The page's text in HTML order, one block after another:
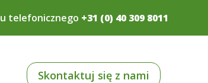
telefonicznego +31 (0) 40 309 8011
Skontaktuj się z nami